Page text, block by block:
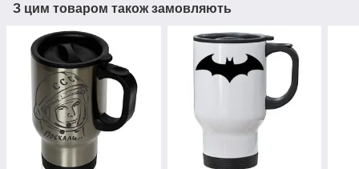
З цим товаром також замовляють